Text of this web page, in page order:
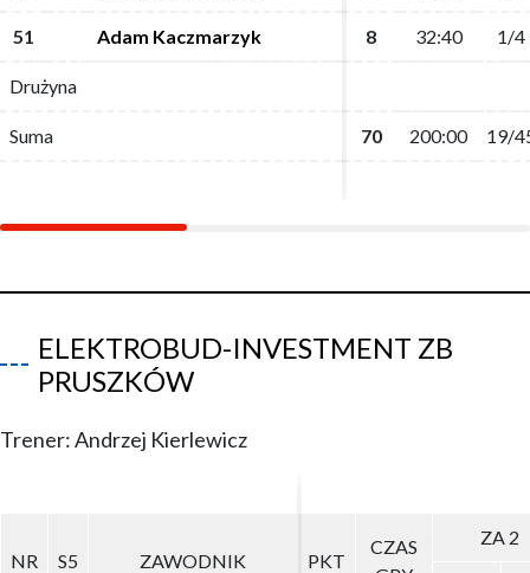
51 Adam Kaczmarzyk 8 32:40 1/4
Drużyna
Suma 70 200:00 19/
51 Adam Kaczmarzyk 8 32:40 1/4
Drużyna
Suma 70 200:00 19/
ELEKTROBUD-INVESTMENT ZB
PRUSZKÓW
Trener: Andrzej Kierlewicz
NR S5 ZAWODNIK PKT
CZAS
ZA 2
NR S5 ZAWODNIK PKT
CZAS
ZA 2